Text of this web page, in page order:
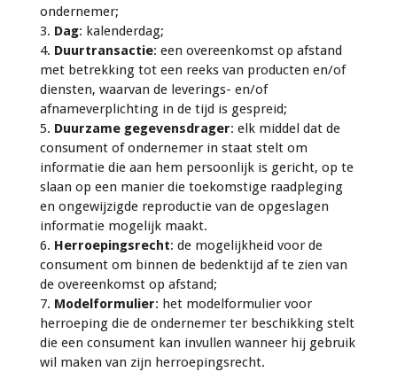
ondernemer;
3. Dag: kalenderdag;
4. Duurtransactie: een overeenkomst op afstand
met betrekking tot een reeks van producten en/of
diensten, waarvan de leverings- en/of
afnameverplichting in de tijd is gespreid;
5. Duurzame gegevensdrager: elk middel dat de
consument of ondernemer in staat stelt om
informatie die aan hem persoonlijk is gericht, op te
slaan op een manier die toekomstige raadpleging
en ongewijzigde reproductie van de opgeslagen
informatie mogelijk maakt.
6. Herroepingsrecht: de mogelijkheid voor de
consument om binnen de bedenktijd af te zien van
de overeenkomst op afstand;
7. Modelformulier: het modelformulier voor
herroeping die de ondernemer ter beschikking stelt
die een consument kan invullen wanneer hij gebruik
wil maken van zijn herroepingsrecht.